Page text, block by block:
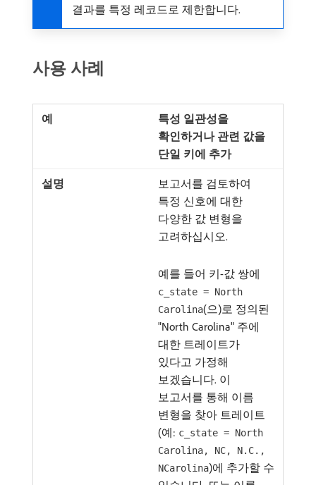
결과를 특정 레코드로 제한합니다.
사용 사례
특성 일관성을
확인하거나 관련 값을
단일 키에 추가
보고서를 검토하여
특정 신호에 대한
다양한 값 변형을
고려하십시오.
예를 들어 키-값 쌍에
c_state = North
Carolina(으)로 정의된
"North Carolina" 주에
대한 트레이트가
있다고 가정해
보겠습니다. 이
보고서를 통해 이름
변형을 찾아 트레이트
(예: c_state = North
Carolina, NC, N.C.,
NCarolina)에 추가할 수